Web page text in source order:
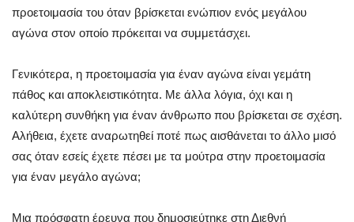
προετοιμασία του όταν βρίσκεται ενώπιον ενός μεγάλου
αγώνα στον οποίο πρόκειται να συμμετάσχει.
Γενικότερα, η προετοιμασία για έναν αγώνα είναι γεμάτη
πάθος και αποκλειστικότητα. Με άλλα λόγια, όχι και η
καλύτερη συνθήκη για έναν άνθρωπο που βρίσκεται σε σχέση.
Αλήθεια, έχετε αναρωτηθεί ποτέ πως αισθάνεται το άλλο μισό
σας όταν εσείς έχετε πέσει με τα μούτρα στην προετοιμασία
για έναν μεγάλο αγώνα;
Μια πρόσφατη έρευνα που δημοσιεύτηκε στη Διεθνή